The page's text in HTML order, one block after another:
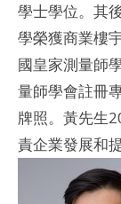
學士學位。其
學榮獲商業樓
國皇家測量師
量師學會註冊
牌照。黃先生
責企業發展和